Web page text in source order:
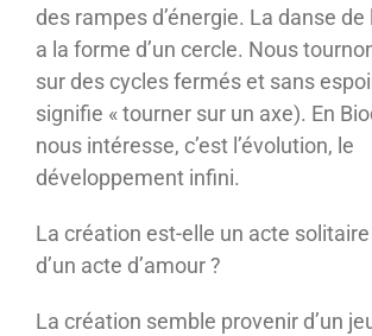
des rampes d’énergie. La danse
a la forme d’un cercle. Nous
sur des cycles fermés et sans
signifie « tourner sur un axe). En
nous intéresse, c’est l’évolution, le
développement infini.
La création est-elle un acte
d’un acte d’amour ?
La création semble provenir d’un